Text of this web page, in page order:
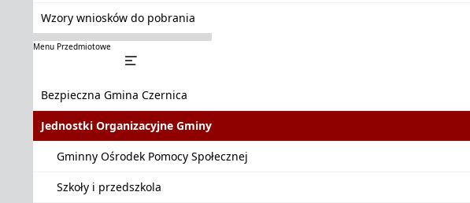
Wzory wniosków do pobrania
Menu Przedmiotowe
Bezpieczna Gmina Czernica
Jednostki Organizacyjne Gminy
Gminny Ośrodek Pomocy Społecznej
Szkoły i przedszkola